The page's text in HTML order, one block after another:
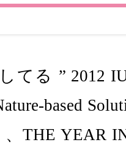
てる ” 2012
based
THE YEAR